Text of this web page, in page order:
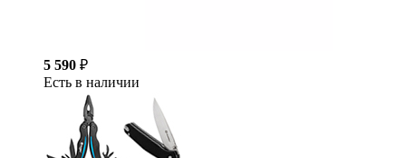
5 590 ₽
Есть в наличии